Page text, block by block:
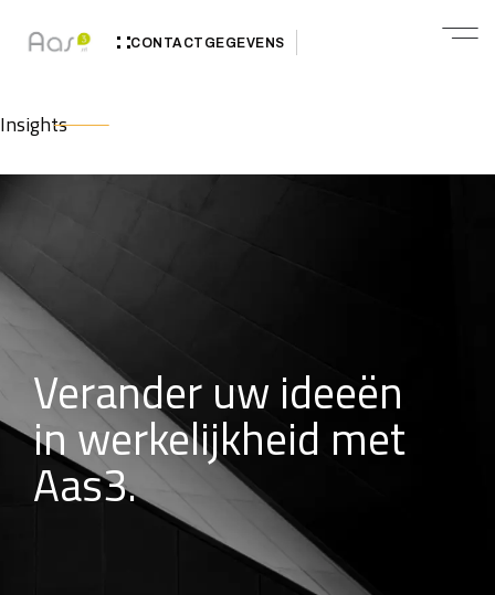
CONTACTGEGEVENS
Insights
Verander uw ideeën
in werkelijkheid met
Aas3.